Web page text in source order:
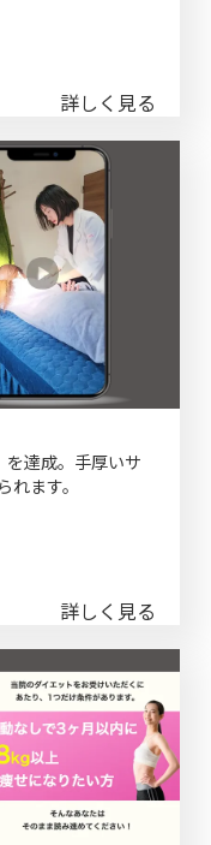
詳しく見る
達成。手厚いサ
ます。
詳しく見る